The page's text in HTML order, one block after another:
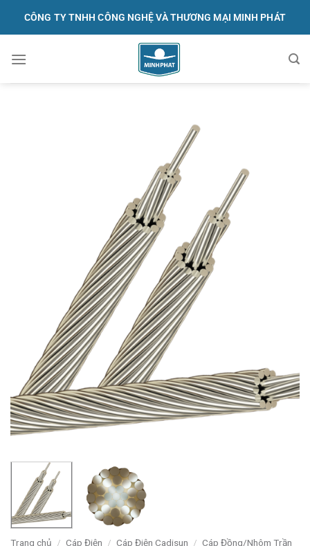
CÔNG TY TNHH CÔNG NGHỆ VÀ THƯƠNG MẠI MINH PHÁT
Trang chủ / Cáp Điện / Cáp Điện Cadisun / Cáp Đồng/Nhôm Trần
091.570.1368